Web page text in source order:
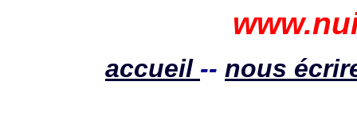
accueil -- nous